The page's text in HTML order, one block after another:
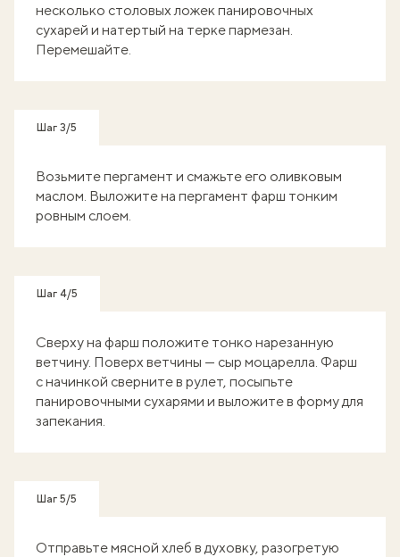
несколько столовых ложек панировочных
сухарей и натертый на терке пармезан.
Перемешайте.
Шаг 3/5
Возьмите пергамент и смажьте его оливковым
маслом. Выложите на пергамент фарш тонким
ровным слоем.
Шаг 4/5
Сверху на фарш положите тонко нарезанную
ветчину. Поверх ветчины — сыр моцарелла. Фарш
с начинкой сверните в рулет, посыпьте
панировочными сухарями и выложите в форму для
запекания.
Шаг 5/5
Отправьте мясной хлеб в духовку, разогретую